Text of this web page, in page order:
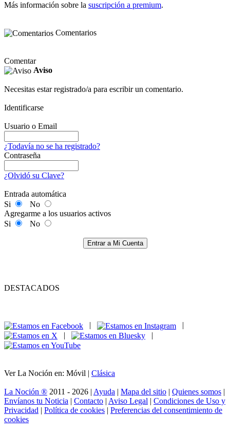
Más información sobre la suscripción a premium.
Comentarios
Comentar
Aviso
Necesitas estar registrado/a para escribir un comentario.
Identificarse
Usuario o Email
¿Todavía no se ha registrado?
Contraseña
¿Olvidó su Clave?
Entrada automática
Si
No
Agregarme a los usuarios activos
Si
No
Entrar a Mi Cuenta
DESTACADOS
|
|
Ver La Noción en: Móvil | Clásica
La Noción ® 2011 - 2026 | Ayuda | Mapa del sitio | Quienes somos |
Envíanos tu Noticia | Contacto | Aviso Legal | Condiciones de Uso y
Privacidad | Política de cookies | Preferencias del consentimiento de
cookies